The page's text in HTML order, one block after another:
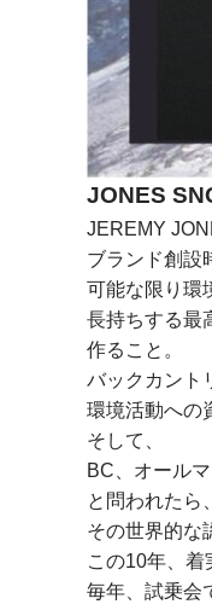
JONES
JEREMY
ブランド創設
可能な限り環
長持ちする最
作ること。
バックカント
環境活動への
そして、
BC、オール
と問われたら
その世界的な
この10年、着
毎年、試乗会